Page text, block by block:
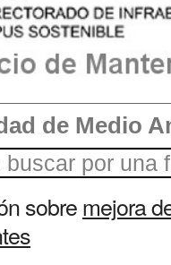
de Medio
sobremejora